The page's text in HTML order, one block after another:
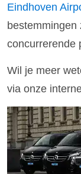
Eindhoven
bestemmingen
concurrerende
Wil je meer
via onze